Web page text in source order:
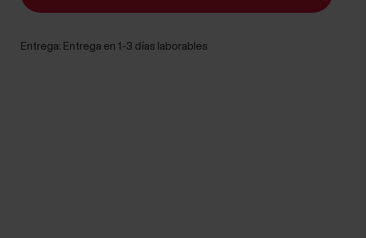
Entrega: Entrega en 1-3 días laborables